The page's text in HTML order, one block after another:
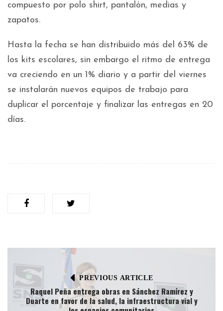
compuesto por polo shirt, pantalón, medias y
zapatos.
Hasta la fecha se han distribuido más del 63% de
los kits escolares, sin embargo el ritmo de entrega
va creciendo en un 1% diario y a partir del viernes
se instalarán nuevos equipos de trabajo para
duplicar el porcentaje y finalizar las entregas en 20
días.
PREVIOUS ARTICLE
Raquel Peña entrega obras en Sánchez Ramírez y
Duarte en favor de la salud, la infraestructura vial y